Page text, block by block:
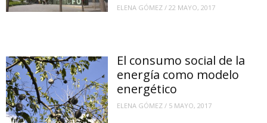
ELENA GÓMEZ / 22 MAYO, 2017
El consumo social de la
energía como modelo
energético
ELENA GÓMEZ / 5 MAYO, 2017